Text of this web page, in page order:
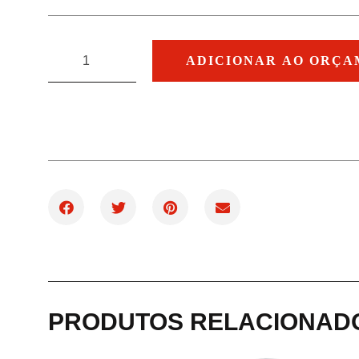
ADICIONAR AO
PRODUTOS